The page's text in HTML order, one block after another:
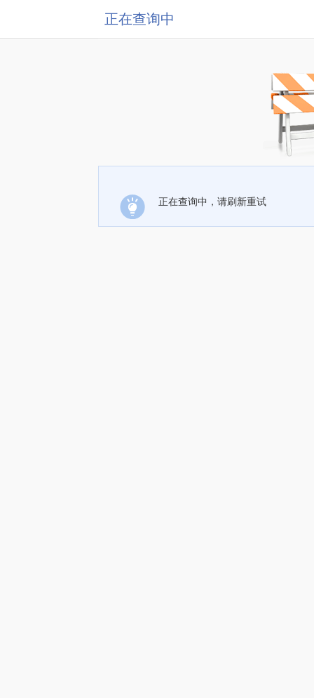
正在查询中
正在查询中，请刷新重试